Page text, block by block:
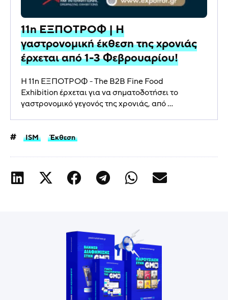
11η ΕΞΠΟΤΡΟΦ | Η
γαστρονομική έκθεση της χρονιάς
έρχεται από 1-3 Φεβρουαρίου!
Η 11η ΕΞΠΟΤΡΟΦ - The B2B Fine Food
Exhibition έρχεται για να σηματοδοτήσει το
γαστρονομικό γεγονός της χρονιάς, από ...
ISM Έκθεση